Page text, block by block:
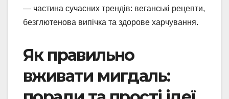
— частина сучасних трендів: веганські рецепти,
безглютенова випічка та здорове харчування.
Як правильно
вживати мигдаль: